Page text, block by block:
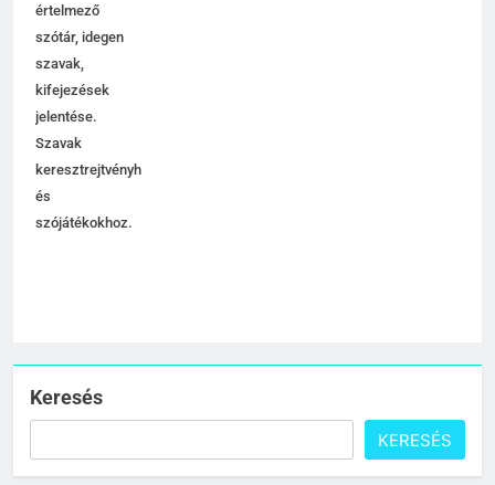
értelmező
szótár, idegen
szavak,
kifejezések
jelentése.
Szavak
keresztrejtvényhez
és
szójátékokhoz.
Keresés
KERESÉS
7
8
2